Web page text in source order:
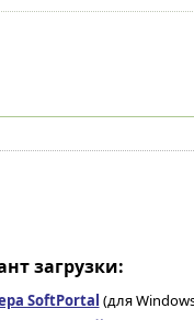
загрузки:
SoftPortal (для